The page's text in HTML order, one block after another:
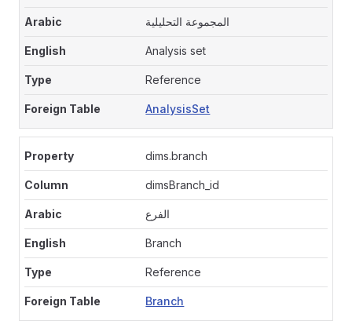
المجموعة التحليلية
Analysis set
Reference
AnalysisSet
dims.branch
dimsBranch_id
الفرع
Branch
Reference
Branch